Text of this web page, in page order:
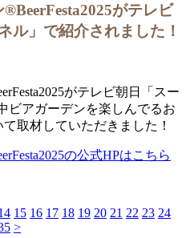
がテレビ
ル」で紹介されました！
がテレビ朝日「スー
ビアガーデンを楽しんでるお
取材していただきました！
の公式HPはこちら
15 16 17 18 19 20 21 22 23 24
>